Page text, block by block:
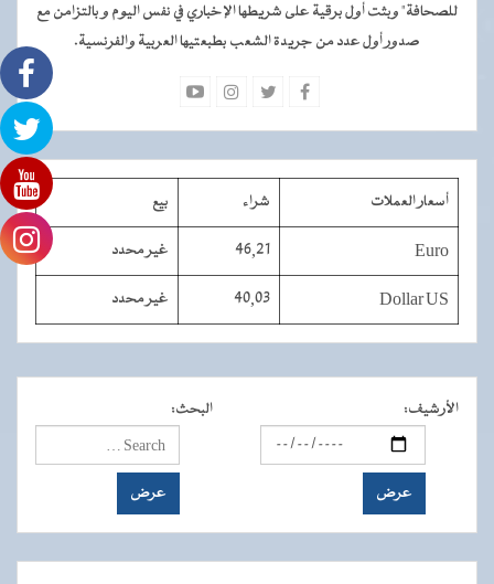
للصحافة" وبثت أول برقية على شريطها الإخباري في نفس اليوم و بالتزامن مع
صدور أول عدد من جريدة الشعب بطبعتيها العربية والفرنسية.
أسعار العملات شراء بيع
Euro
46,21 غير محدد
Dollar US
40,03 غير محدد
الأرشيف: البحث: